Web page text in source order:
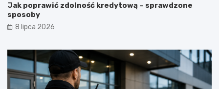
Jak poprawić zdolność kredytową – sprawdzone
sposoby
8 lipca 2026